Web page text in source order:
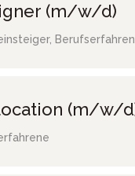
(m/w/d)
(m/w/